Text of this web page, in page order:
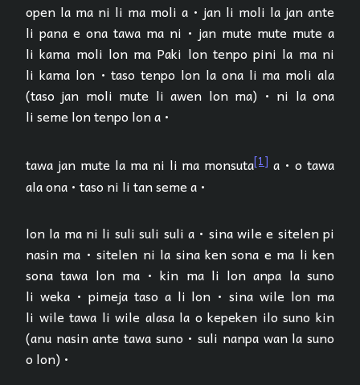
open la ma ni li ma moli a • jan li moli la jan ante
li pana e ona tawa ma ni • jan mute mute mute a
li kama moli lon ma Paki lon tenpo pini la ma ni
li kama lon • taso tenpo lon la ona li ma moli ala
(taso jan moli mute li awen lon ma) • ni la ona
li seme lon tenpo lon a •
tawa jan mute la ma ni li ma monsuta[1] a • o tawa
ala ona • taso ni li tan seme a •
lon la ma ni li suli suli suli a • sina wile e sitelen pi
nasin ma • sitelen ni la sina ken sona e ma li ken
sona tawa lon ma • kin ma li lon anpa la suno
li weka • pimeja taso a li lon • sina wile lon ma
li wile tawa li wile alasa la o kepeken ilo suno kin
(anu nasin ante tawa suno • suli nanpa wan la suno
o lon) •